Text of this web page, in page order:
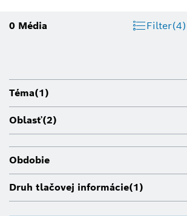
0 Média Filter(4)
Téma(1)
Oblasť(2)
Obdobie
Druh tlačovej informácie(1)